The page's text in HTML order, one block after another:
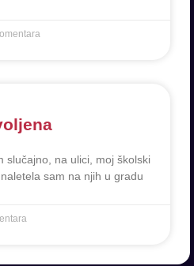
slučajno, na ulici, moj školski
sam na njih u gradu